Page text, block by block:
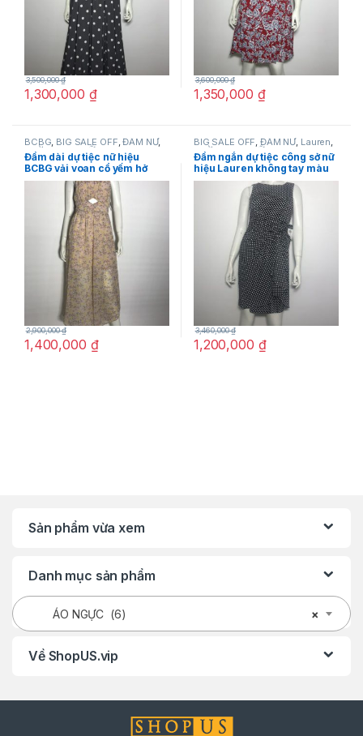
1,300,000 ₫
3,500,000₫
1,350,000 ₫
3,600,000₫
BCBG, BIG SALE OFF,ĐẦM NỮ,
THỜI TRANG NỮ
Đầm dài dự tiệc nữ hiệu
BCBG vải voan cổ yếm hở
lưng in hoa size 4 chính
1,400,000 ₫
2,900,000₫
BIG SALE OFF,ĐẦM NỮ, Lauren,
THỜI TRANG NỮ
Đầm ngắn dự tiệc công sở nữ
hiệu Lauren không tay màu
đen họa tiết ô vuông trắng
size 4P chính hãng
1,200,000 ₫
3,460,000₫
Sản phẩm vừa xem
Danh mục sản phẩm
×
ÁO NGỰC (6)
Về ShopUS.vip